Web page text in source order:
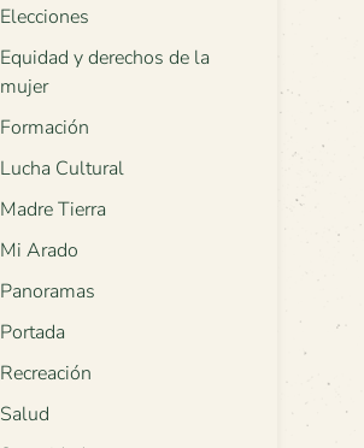
Elecciones
Equidad y derechos de la
mujer
Formación
Lucha Cultural
Madre Tierra
Mi Arado
Panoramas
Portada
Recreación
Salud